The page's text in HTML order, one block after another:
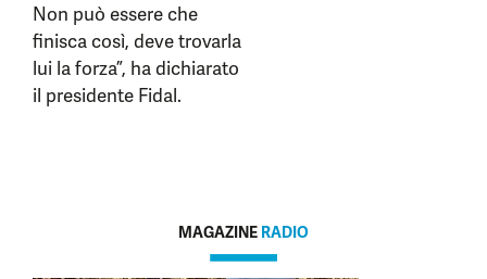
Non può essere che
finisca così, deve trovarla
lui la forza”, ha dichiarato
il presidente Fidal.
MAGAZINE RADIO